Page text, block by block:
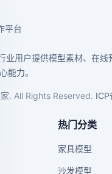
平台
业用户提供模型素材、在线
能力。
. All Rights Reserved. ICP
热门分类
家具模型
沙发模型